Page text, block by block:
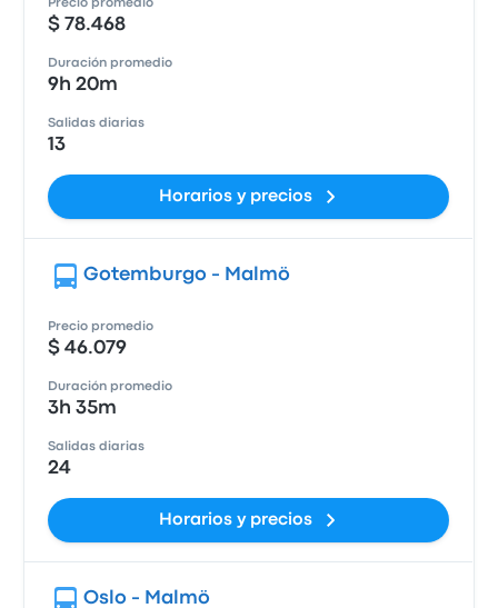
Precio promedio
$ 78.468
Duración promedio
9h 20m
Salidas diarias
13
Horarios y precios
Gotemburgo - Malmö
Precio promedio
$ 46.079
Duración promedio
3h 35m
Salidas diarias
24
Horarios y precios
Oslo - Malmö